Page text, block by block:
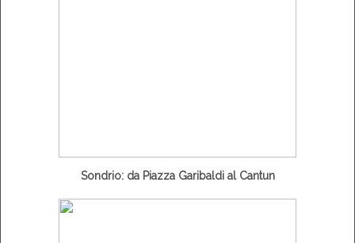
Sondrio: da Piazza Garibaldi al Cantun